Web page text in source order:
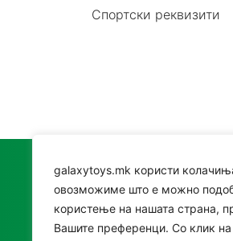
galaxytoys.mk користи
овозможиме што е можно
користење на нашата страна,
Вашите преференци. Со клик
Спортски реквизити